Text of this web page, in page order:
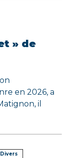
» de
en 2026, a
il
Divers